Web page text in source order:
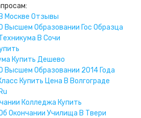
Москве Отзывы
Высшем Образовании Гос Образца
В Сочи
Купить Дешево
Высшем Образовании 2014 Года
Купить Цена В Волгограде
Колледжа Купить
Окончании Училища В Твери